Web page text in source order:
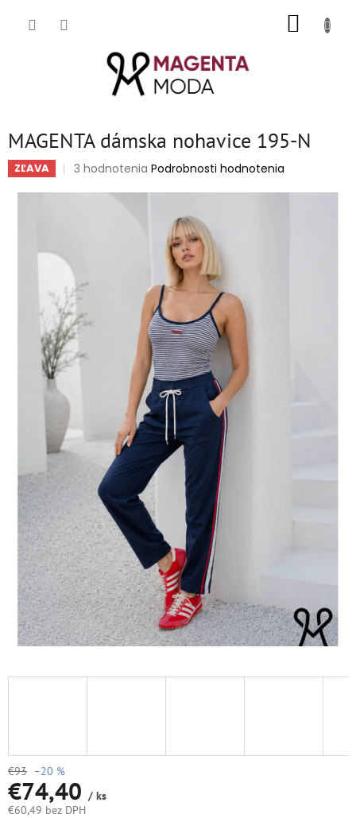
MAGENTA dámska nohavice 195-N
ZĽAVA
Priemerné
produktu
hviezdičiek.
3 hodnotenia Podrobnosti hodnotenia
€93 –20 %
€74,40 / ks
€60,49 bez DPH